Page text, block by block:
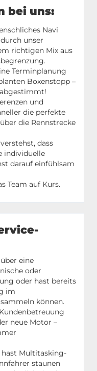
bei uns:
Navi
unser
richtigen Mix aus
Terminplanung
Boxenstopp –
und
die perfekte
die Rennstrecke
dass
individuelle
darauf einfühlsam
Team auf Kurs.
eine
oder
oder hast bereits
im
können.
neue Motor –
hast Multitasking-
staunen